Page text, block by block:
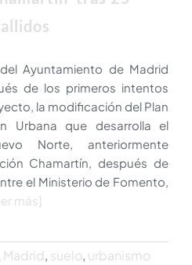
Ayuntamiento de Madrid
de los primeros intentos
la modificación del Plan
Urbana que desarrolla el
Norte, anteriormente
Chamartín, después de
el Ministerio de Fomento,
más]
Madrid, suelo, urbanismo